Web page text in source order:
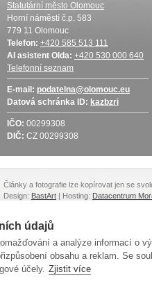
Statutární město Olomouc
Horní náměstí č.p. 583
779 11 Olomouc
Telefon: +420 585 513 111
AI asistent Olda: +420 530 000 640
Telefonní seznam
E-mail: podatelna@olomouc.eu
Datová schránka ID: kazbzri
IČO: 00299308
DIČ: CZ 00299308
Články a fotografie lze kopírovat jen se
Design: BastArt | Hosting: Datacentrum
údajů
a analýze informací o
obsahu a reklam. Se
účely. Zjistit více